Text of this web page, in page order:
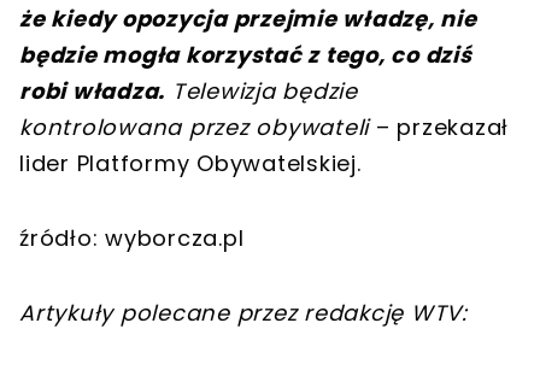
że kiedy opozycja przejmie władzę, nie
będzie mogła korzystać z tego, co dziś
robi władza. Telewizja będzie
kontrolowana przez obywateli– przekazał
lider Platformy Obywatelskiej.
źródło: wyborcza.pl
Artykuły polecane przez redakcję WTV: